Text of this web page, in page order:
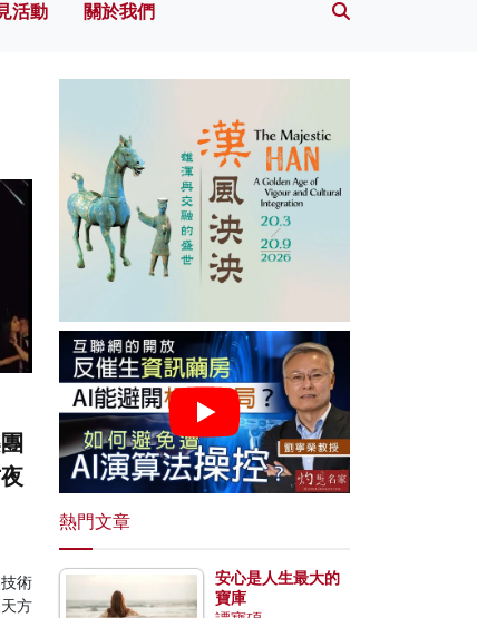
活動 關於我們
術
方
熱門文章
安心是人生最大的
寶庫